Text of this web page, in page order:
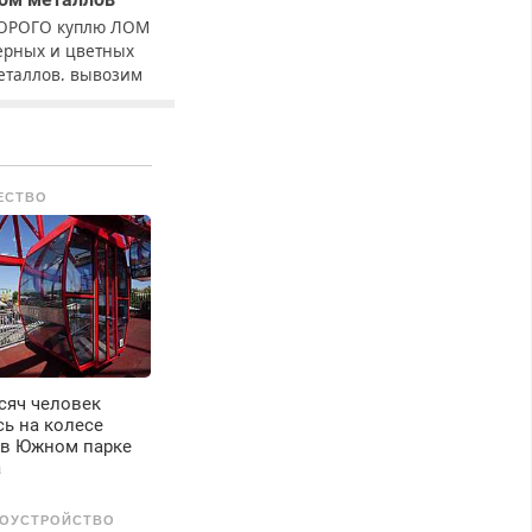
куплю ЛОМ
и цветных
вывозим
человек
на колесе
Южном парке